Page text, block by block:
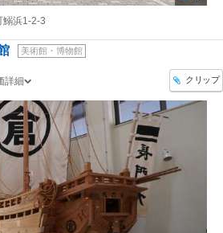
鰯浜1-2-3
美術館・博物館
詳細 クリップ